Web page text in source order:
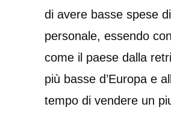
di avere basse spese di
personale, essendo
come il paese dalla
più basse d’Europa e
tempo di vendere un